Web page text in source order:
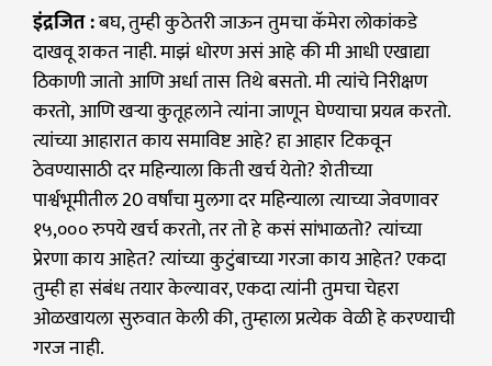
इंद्रजित :बघ, तुम्ही कुठेतरी जाऊन तुमचा कॅमेरा लोकांकडे
दाखवू शकत नाही. माझं धोरण असं आहे की मी आधी एखाद्या
ठिकाणी जातो आणि अर्धा तास तिथे बसतो. मी त्यांचे निरीक्षण
करतो, आणि खऱ्या कुतूहलाने त्यांना जाणून घेण्याचा प्रयत्न करतो.
त्यांच्या आहारात काय समाविष्ट आहे? हा आहार टिकवून
ठेवण्यासाठी दर महिन्याला किती खर्च येतो? शेतीच्या
पार्श्वभूमीतील 20 वर्षांचा मुलगा दर महिन्याला त्याच्या जेवणावर
१५,००० रुपये खर्च करतो, तर तो हे कसं सांभाळतो? त्यांच्या
प्रेरणा काय आहेत? त्यांच्या कुटुंबाच्या गरजा काय आहेत? एकदा
तुम्ही हा संबंध तयार केल्यावर, एकदा त्यांनी तुमचा चेहरा
ओळखायला सुरुवात केली की, तुम्हाला प्रत्येक वेळी हे करण्याची
गरज नाही.